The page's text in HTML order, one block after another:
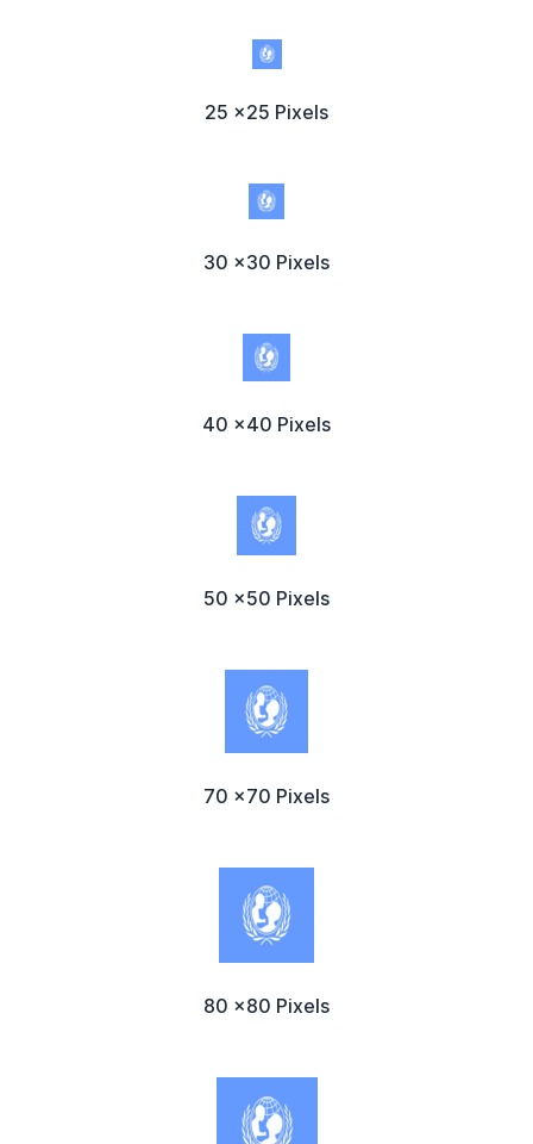
25 x25 Pixels
30 x30 Pixels
40 x40 Pixels
50 x50 Pixels
70 x70 Pixels
80 x80 Pixels